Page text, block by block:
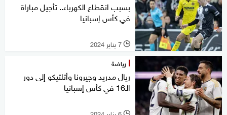
بسبب انقطاع الكهرباء.. تأجيل مباراة
في كأس إسبانيا
l 7 يناير 2024
رياضة
ريال مدريد وجيرونا وأتلتيكو إلى دور
الـ16 في كأس إسبانيا
l